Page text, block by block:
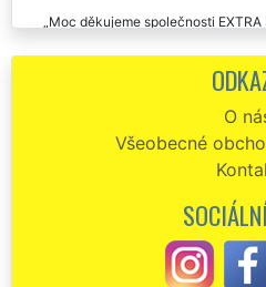
Moc děkujeme společnosti
budeme v Opavě jejich služby
Vyklizení mé firmy v Opavě mi
VYKLÍZENÍ. Perfektní domluva,
O
Všeobecné